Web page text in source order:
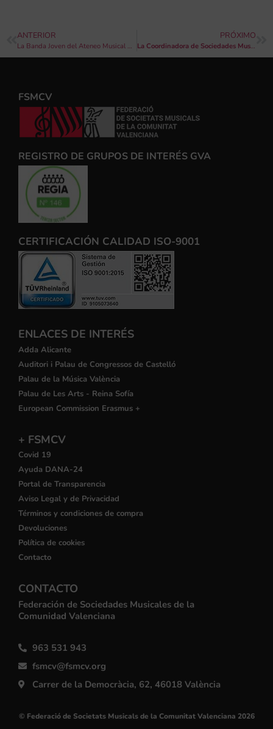
ANTERIOR
La Banda Joven del Ateneo Musical de Cullera interpretará cinco primeros premios del I Concurso de Composición Internacional Emili Giménez Bou
PRÓXIMO
La Coordinadora de Sociedades Musicales de Valencia celebra en el Palau de la Música su III Fòrum d’Escoles de Música
FSMCV
REGISTRO DE GRUPOS DE INTERÉS GVA
CERTIFICACIÓN CALIDAD ISO-9001
ENLACES DE INTERÉS
Adda Alicante
Auditori i Palau de Congressos de Castelló
Palau de la Música València
Palau de Les Arts - Reina Sofía
European Commission Erasmus +
+ FSMCV
Covid 19
Ayuda DANA-24
Portal de Transparencia
Aviso Legal y de Privacidad
Términos y condiciones de compra
Devoluciones
Política de cookies
Contacto
CONTACTO
Federación de Sociedades Musicales de la
Comunidad Valenciana
963 531 943
fsmcv@fsmcv.org
Carrer de la Democràcia, 62, 46018 València
© Federació de Societats Musicals de la Comunitat Valenciana 2026